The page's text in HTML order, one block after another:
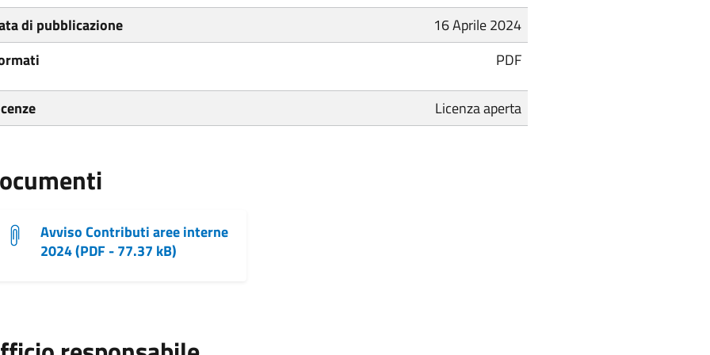
di pubblicazione
16 Aprile 2024
PDF
Licenza aperta
Avviso Contributi aree interne
2024 (PDF - 77.37 kB)